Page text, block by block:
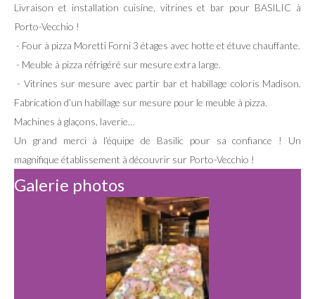
Livraison et installation cuisine, vitrines et bar pour BASILIC à
Porto-Vecchio !
- Four à pizza Moretti Forni 3 étages avec hotte et étuve chauffante.
- Meuble à pizza réfrigéré sur mesure extra large.
- Vitrines sur mesure avec partir bar et habillage coloris Madison.
Fabrication d’un habillage sur mesure pour le meuble à pizza.
Machines à glaçons, laverie…
Un grand merci à l’équipe de Basilic pour sa confiance ! Un
magnifique établissement à découvrir sur Porto-Vecchio !
Galerie photos